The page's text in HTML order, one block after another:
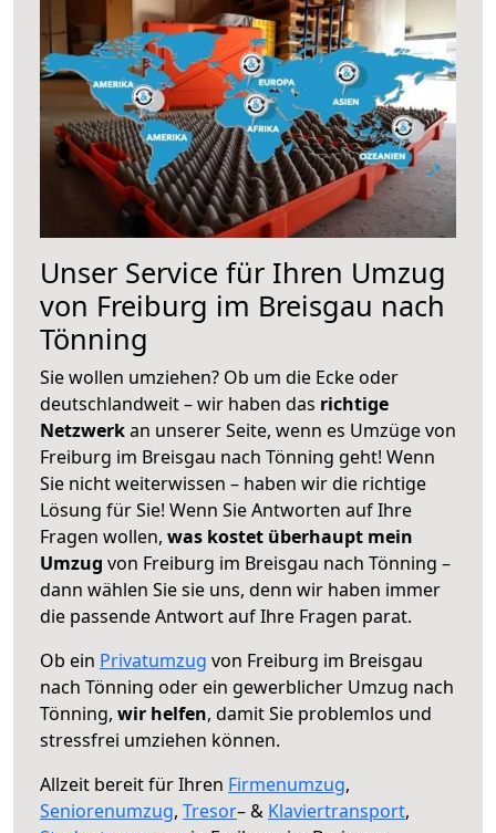
Unser Service für Ihren Umzug
von Freiburg im Breisgau nach
Tönning
Sie wollen umziehen? Ob um die Ecke oder
deutschlandweit – wir haben das richtige
Netzwerkan unserer Seite, wenn es Umzüge von
Freiburg im Breisgau nach Tönning geht! Wenn
Sie nicht weiterwissen – haben wir die richtige
Lösung für Sie! Wenn Sie Antworten auf Ihre
Fragen wollen, was kostet überhaupt mein
Umzug von Freiburg im Breisgau nach Tönning –
dann wählen Sie sie uns, denn wir haben immer
die passende Antwort auf Ihre Fragen parat.
Ob ein Privatumzug von Freiburg im Breisgau
nach Tönning oder ein gewerblicher Umzug nach
Tönning, wir helfen, damit Sie problemlos und
stressfrei umziehen können.
Allzeit bereit für Ihren Firmenumzug,
Seniorenumzug, Tresor– & Klaviertransport,